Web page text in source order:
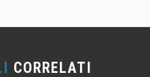
CORRELATI